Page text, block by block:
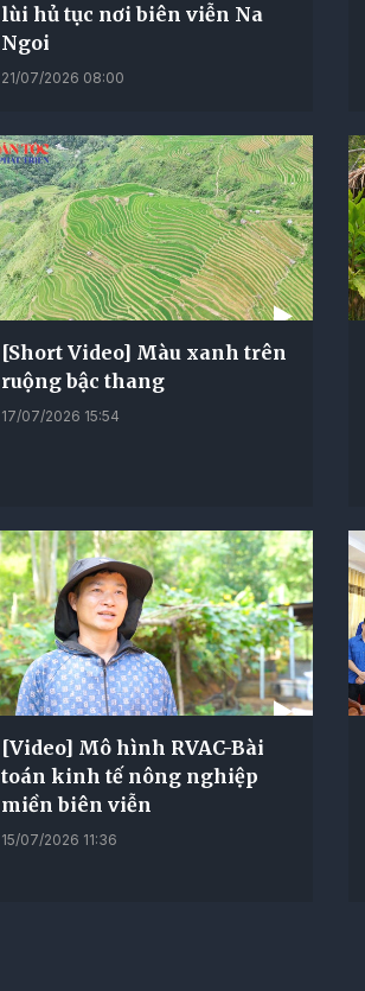
lùi hủ tục nơi biên viễn Na
Ngoi
21/07/2026 08:00
[Short Video] Màu xanh trên
ruộng bậc thang
17/07/2026 15:54
[Video] Mô hình RVAC-Bài
toán kinh tế nông nghiệp
miền biên viễn
15/07/2026 11:36